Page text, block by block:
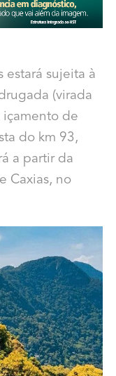
estará sujeita à
(virada
içamento de
do km 93,
a partir da
Caxias, no